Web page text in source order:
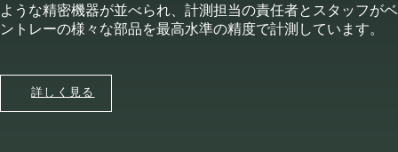
ような精密機器が並べられ、計測担当の責任者とスタッフがベ
ントレーの様々な部品を最高水準の精度で計測しています。
詳しく見る